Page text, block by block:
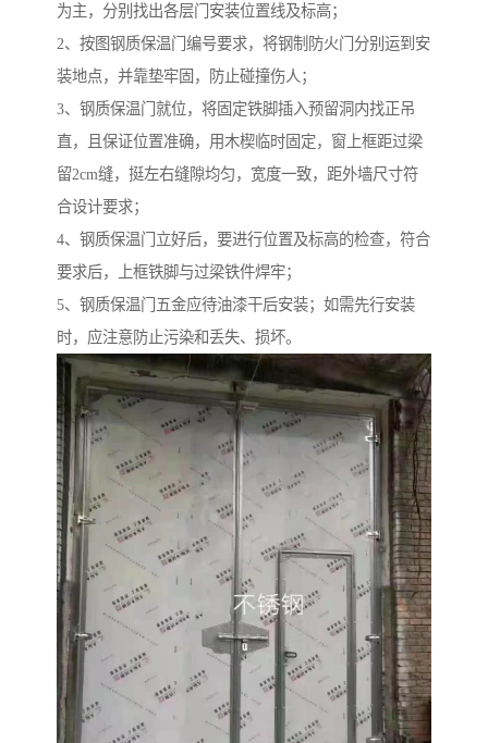
为主，分别找出各层门安装位置线及标高；
2、按图钢质保温门编号要求，将钢制防火门分别运到安
装地点，并靠垫牢固，防止碰撞伤人；
3、钢质保温门就位，将固定铁脚插入预留洞内找正吊
直，且保证位置准确，用木楔临时固定，窗上框距过梁
留2cm缝，挺左右缝隙均匀，宽度一致，距外墙尺寸符
合设计要求；
4、钢质保温门立好后，要进行位置及标高的检查，符合
要求后，上框铁脚与过梁铁件焊牢；
5、钢质保温门五金应待油漆干后安装；如需先行安装
时，应注意防止污染和丢失、损坏。